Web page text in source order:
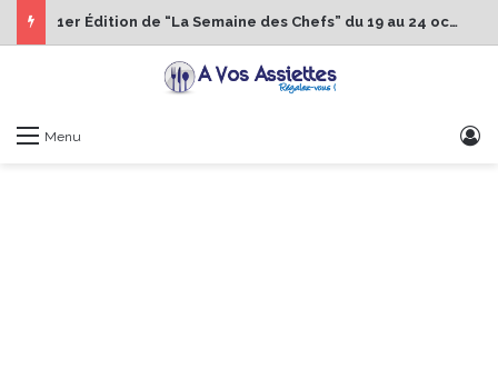
1er Édition de “La Semaine des Chefs” du 19 au 24 octobre 2026
Menu